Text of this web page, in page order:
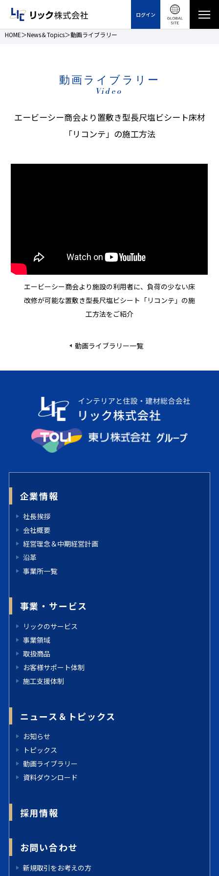
ログイン
HOME News＆Topics 動画ライブラリー
動画ライブラリー
Video
エービーシー商会より置敷き型長尺塩ビシート床材
「リコンテ」の施工方法
エービーシー商会より施設の利用者に、負荷の少ない床
改修が可能な置敷き型長尺塩ビシート「リコンテ」の施
工方法をご紹介
動画ライブラリー一覧
企業情報
社長挨拶
会社概要
経営理念＆中期経営計画
沿革
事業所一覧
事業・サービス
リックのサービス
事業領域
取扱商品
お客様サポート体制
施工支援体制
ニュース＆トピックス
お知らせ
トピックス
動画ライブラリー
資料ダウンロード
採用情報
お問い合わせ
新規取引をお考えの方